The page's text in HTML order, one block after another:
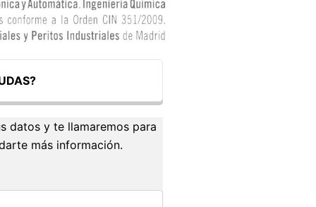
datos y te llamaremos para
más información.